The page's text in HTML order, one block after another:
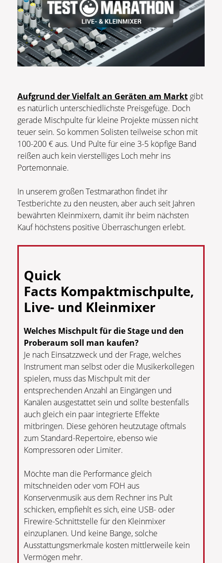
Aufgrund der Vielfalt an Geräten am Markt gibt
es natürlich unterschiedlichste Preisgefüge. Doch
gerade Mischpulte für kleine Projekte müssen nicht
teuer sein. So kommen Solisten teilweise schon mit
100-200 € aus. Und Pulte für eine 3-5 köpfige Band
reißen auch kein vierstelliges Loch mehr ins
Portemonnaie.
In unserem großen Testmarathon findet ihr
Testberichte zu den neusten, aber auch seit Jahren
bewährten Kleinmixern, damit ihr beim nächsten
Kauf höchstens positive Überraschungen erlebt.
Quick
Facts Kompaktmischpulte,
Live- und Kleinmixer
Welches Mischpult für die Stage und den
Proberaum soll man kaufen?
Je nach Einsatzzweck und der Frage, welches
Instrument man selbst oder die Musikerkollegen
spielen, muss das Mischpult mit der
entsprechenden Anzahl an Eingängen und
Kanälen ausgestattet sein und sollte bestenfalls
auch gleich ein paar integrierte Effekte
mitbringen. Diese gehören heutzutage oftmals
zum Standard-Repertoire, ebenso wie
Kompressoren oder Limiter.
Möchte man die Performance gleich
mitschneiden oder vom FOH aus
Konservenmusik aus dem Rechner ins Pult
schicken, empfiehlt es sich, eine USB- oder
Firewire-Schnittstelle für den Kleinmixer
einzuplanen. Und keine Bange, solche
Ausstattungsmerkmale kosten mittlerweile kein
Vermögen mehr.